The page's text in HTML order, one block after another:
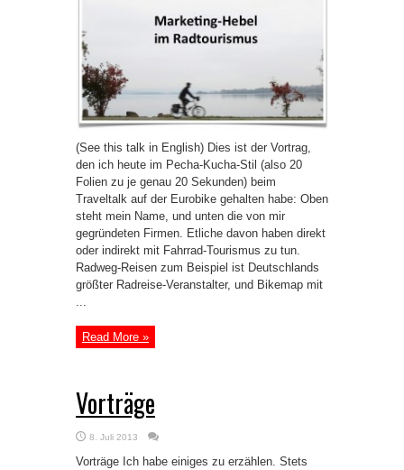
(See this talk in English) Dies ist der Vortrag,
den ich heute im Pecha-Kucha-Stil (also 20
Folien zu je genau 20 Sekunden) beim
Traveltalk auf der Eurobike gehalten habe: Oben
steht mein Name, und unten die von mir
gegründeten Firmen. Etliche davon haben direkt
oder indirekt mit Fahrrad-Tourismus zu tun.
Radweg-Reisen zum Beispiel ist Deutschlands
größter Radreise-Veranstalter, und Bikemap mit
...
Read More »
Vorträge
8. Juli 2013
Vorträge Ich habe einiges zu erzählen. Stets